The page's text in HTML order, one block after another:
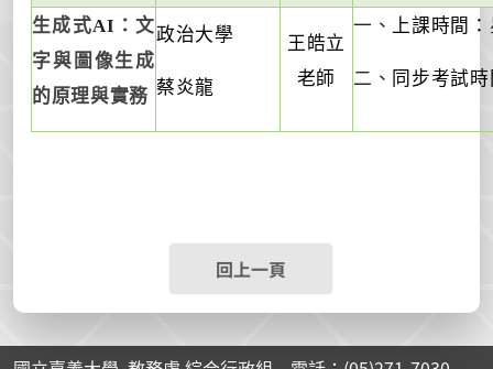
生成式AI ：文
字與圖像生成
的原理與實務
政治大學
蔡炎龍
王皓立
老師
一、 上課時間：
二、 同步考試
回上一頁